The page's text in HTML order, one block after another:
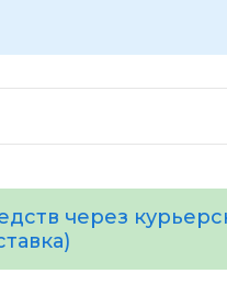
через